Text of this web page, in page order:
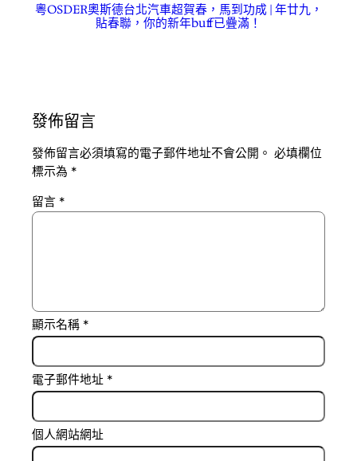
粵OSDER奧斯德台北汽車超賀春，馬到功成 | 年廿九，
貼春聯，你的新年buff已疊滿！
發佈留言
發佈留言必須填寫的電子郵件地址不會公開。 必填欄位
標示為 *
留言 *
顯示名稱 *
電子郵件地址 *
個人網站網址